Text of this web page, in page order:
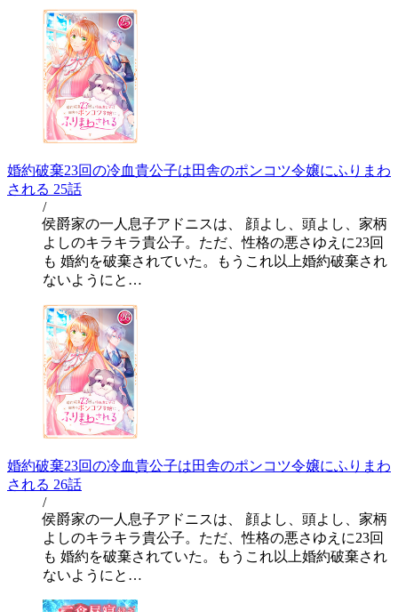
婚約破棄23回の冷血貴公子は田舎のポンコツ令嬢にふりまわ
される 25話
/
侯爵家の一人息子アドニスは、 顔よし、頭よし、家柄
よしのキラキラ貴公子。ただ、性格の悪さゆえに23回
も 婚約を破棄されていた。もうこれ以上婚約破棄され
ないようにと…
婚約破棄23回の冷血貴公子は田舎のポンコツ令嬢にふりまわ
される 26話
/
侯爵家の一人息子アドニスは、 顔よし、頭よし、家柄
よしのキラキラ貴公子。ただ、性格の悪さゆえに23回
も 婚約を破棄されていた。もうこれ以上婚約破棄され
ないようにと…